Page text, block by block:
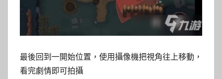
最後回到一開始位置，使用攝像機把視角往上移動，
看完劇情即可拍攝